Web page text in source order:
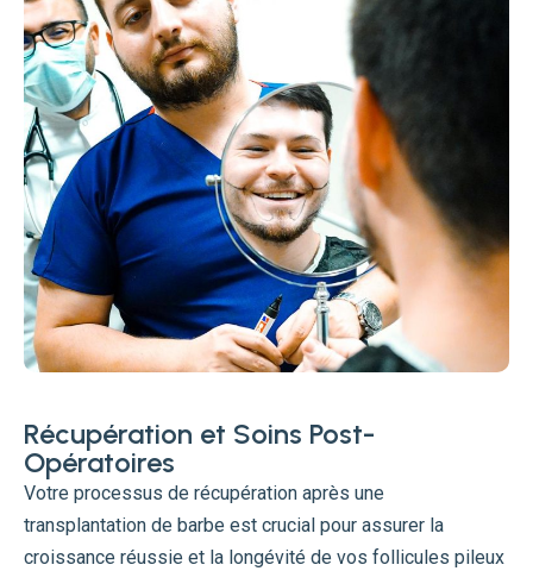
Récupération et Soins Post-
Opératoires
Votre processus de récupération après une
transplantation de barbe est crucial pour assurer la
croissance réussie et la longévité de vos follicules pileux